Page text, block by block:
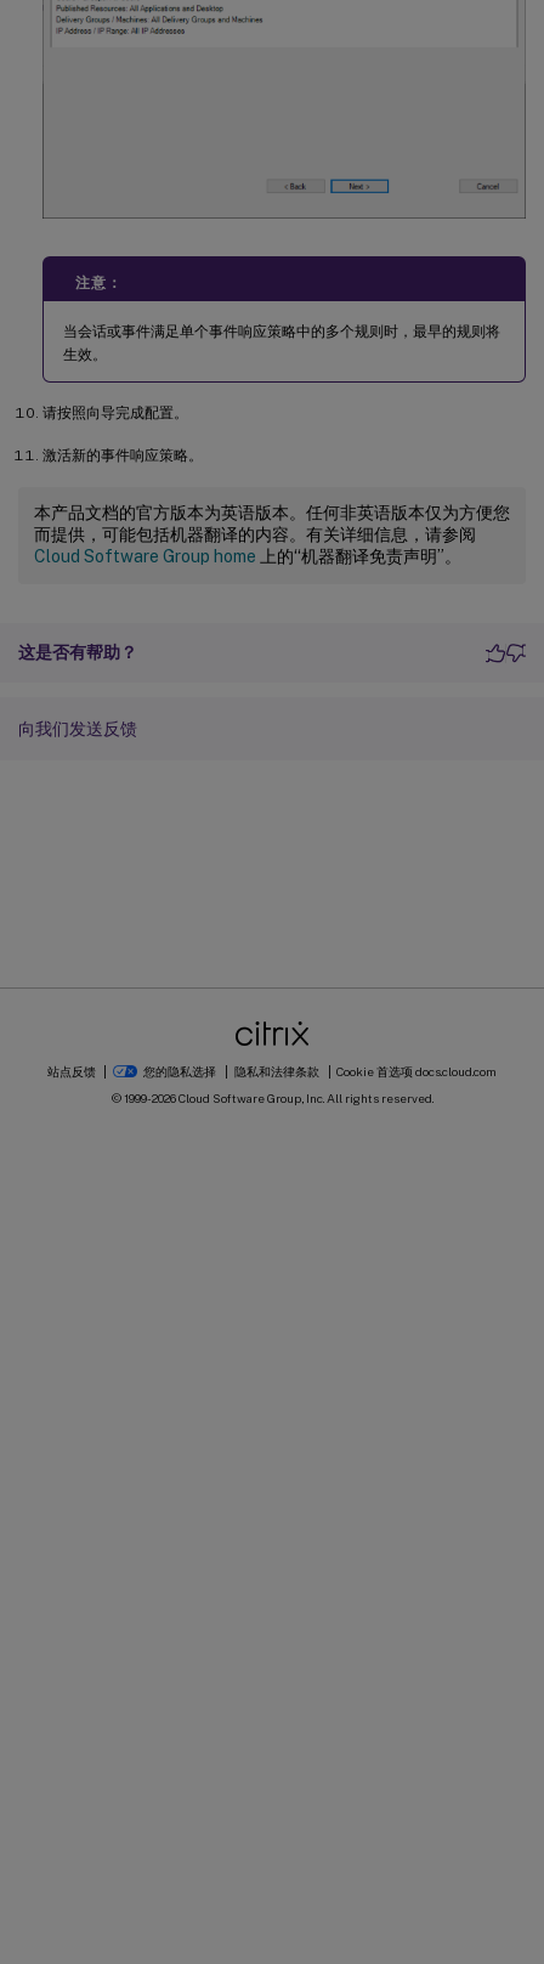
注意：
当会话或事件满足单个事件响应策略中的多个规则时，最早的规则将
生效。
请按照向导完成配置。
激活新的事件响应策略。
本产品文档的官方版本为英语版本。任何非英语版本仅为方便您
而提供，可能包括机器翻译的内容。有关详细信息，请参阅
Cloud Software Group home 上的“机器翻译免责声明”。
这是否有帮助？
向我们发送反馈
站点反馈 您的隐私选择 隐私和法律条款 Cookie 首选项 docs.cloud.com
© 1999-2026Cloud Software Group, Inc. All rights reserved.